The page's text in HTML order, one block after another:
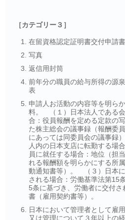
［カテゴリー３］
在留資格認定証明書交付申請書
写真
返信用封筒
前年分の職員の給与所得の源
表
申請人お活動の内容等を明ら
料。 （１）日本法人である
合：役員報酬を定める定款の
た株主総会の議事録（報酬委
にあっては同委員会の議事録
人内の日本支店に転勤する場
員に就任する場合：地位（担
れる報酬額を明らかにする所
動通知書等）。 （３）日本
される場合：労働基準法第15
5条に基づき、労働者に交付
書（雇用契約書等）。
日本において管理者として雇
又は管理について３年以上の